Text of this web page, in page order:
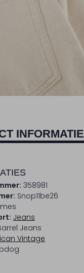
INFORMATIE
358981
Snop11be26
Jeans
Jeans
Vintage